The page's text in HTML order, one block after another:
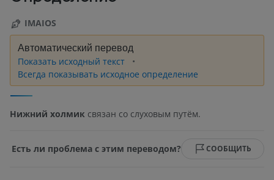
IMAIOS
Автоматический перевод
Показать исходный текст
Всегда показывать исходное определение
Нижний холмик связан со слуховым путём.
Есть ли проблема с этим переводом? СООБЩИТЬ